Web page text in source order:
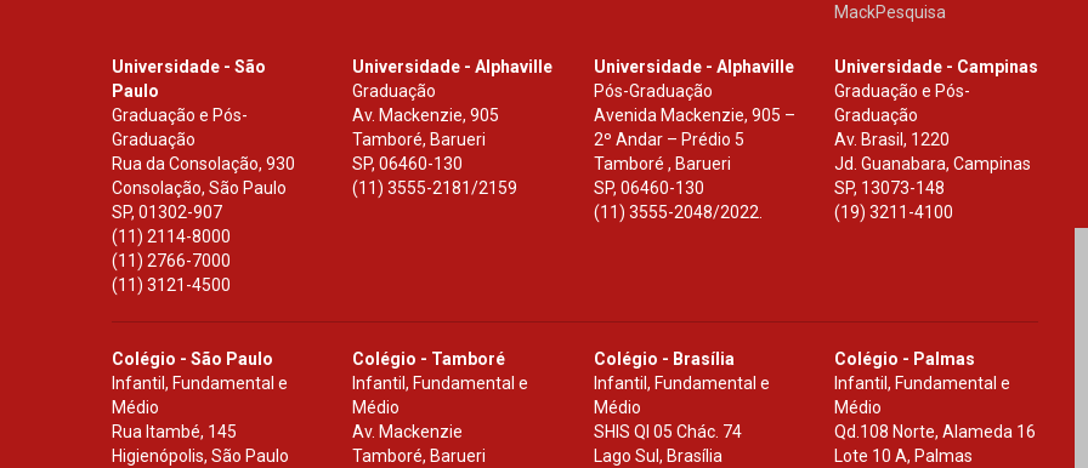
MackPesquisa
Universidade - São
Paulo
Graduação e Pós-
Graduação
Rua da Consolação, 930
Consolação, São Paulo
SP, 01302-907
(11) 2114-8000
(11) 2766-7000
(11) 3121-4500
Universidade - Alphaville
Graduação
Av. Mackenzie, 905
Tamboré, Barueri
SP,06460-130
(11) 3555-2181/2159
Universidade - Alphaville
Pós-Graduação
Avenida Mackenzie, 905 –
2º Andar – Prédio 5
Tamboré , Barueri
SP, 06460-130
(11) 3555-2048/2022.
Universidade - Campinas
Graduação e Pós-
Graduação
Av. Brasil, 1220
Jd. Guanabara, Campinas
SP, 13073-148
(19) 3211-4100
Colégio - São Paulo
Infantil, Fundamental e
Médio
Rua Itambé, 145
Higienópolis, São Paulo
Colégio - Tamboré
Infantil, Fundamental e
Médio
Av. Mackenzie
Tamboré, Barueri
Colégio - Brasília
Infantil, Fundamental e
Médio
SHIS Ql 05 Chác. 74
Lago Sul, Brasília
Colégio - Palmas
Infantil, Fundamental e
Médio
Qd.108 Norte, Alameda 16
Lote 10 A, Palmas